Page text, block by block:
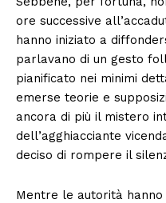
ore successive
hanno iniziato a
parlavano di un gesto
pianificato nei minimi
emerse teorie e
ancora di più il mistero
dell’agghiacciante
deciso di rompere il
Mentre le autorità